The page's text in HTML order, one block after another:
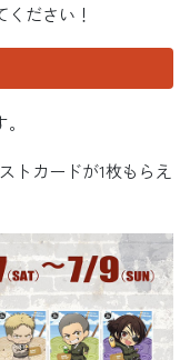
ださい！
トカードが1枚もらえ